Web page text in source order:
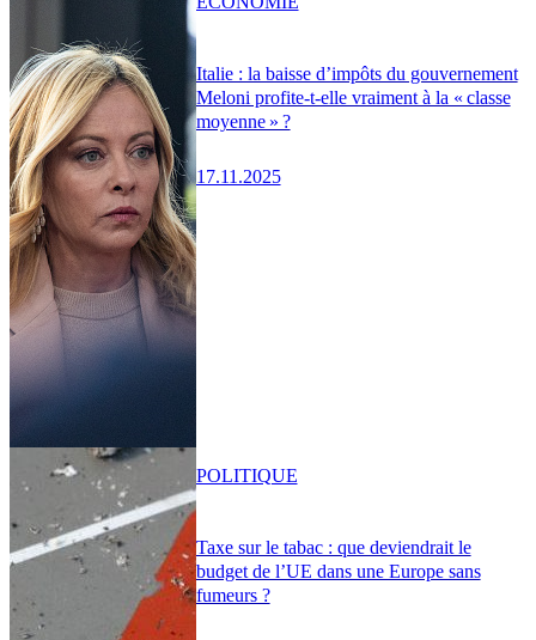
Italie : la baisse d’impôts du gouvernement
Meloni profite-t-elle vraiment à la « classe
moyenne » ?
17.11.2025
Taxe sur le tabac : que deviendrait le
budget de l’UE dans une Europe sans
fumeurs ?
POLITIQUE